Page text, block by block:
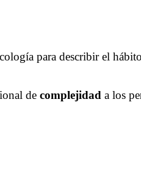
para describir el
de complejidad a los